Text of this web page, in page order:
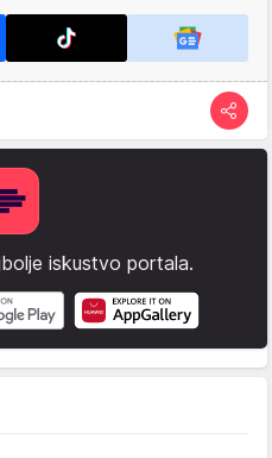
iskustvo portala.